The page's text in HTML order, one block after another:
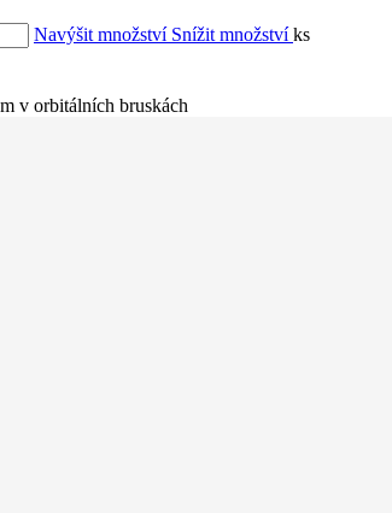
Navýšit množství Snížit množstvíks
v orbitálních bruskách